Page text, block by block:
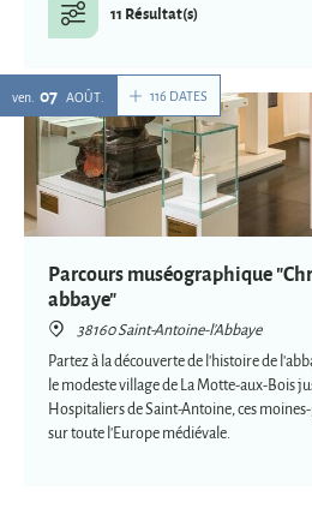
11 Résultat(s)
116 DATES
ven. 07 AOÛT
Parcours muséographique
abbaye"
38160 Saint-Antoine-l'Abbaye
Partez à la découverte de l'histoire de
le modeste village de La Motte-aux-Bois
Hospitaliers de Saint-Antoine, ces
sur toute l'Europe médiévale.